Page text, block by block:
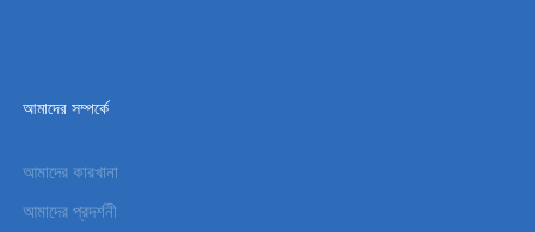
আমাদের সম্পর্কে
আমাদের কারখানা
আমাদের প্রদর্শনী